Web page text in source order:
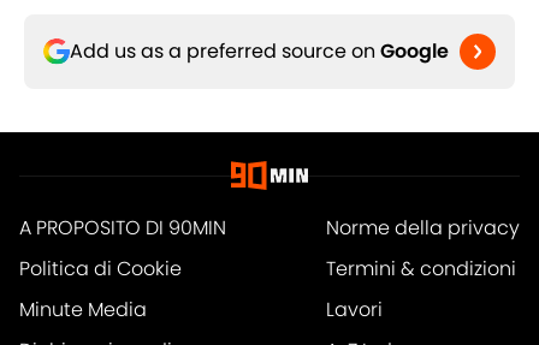
Add us as a preferred source on Google
A PROPOSITO DI 90MIN
Norme della privacy
Politica di Cookie
Termini & condizioni
Minute Media
Lavori